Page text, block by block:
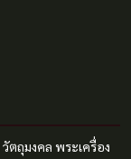
วัตถุมงคล พระเครื่อง